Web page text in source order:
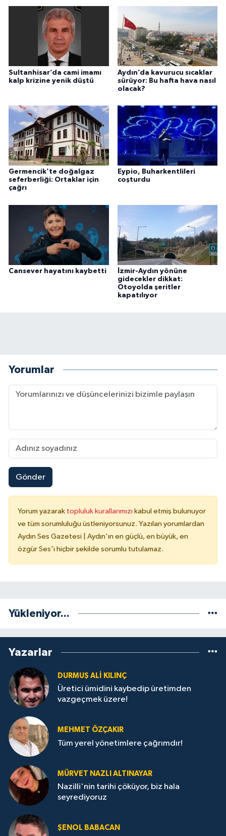
Sultanhisar’da cami imamı
kalp krizine yenik düştü
Aydın’da kavurucu sıcaklar
sürüyor: Bu hafta hava nasıl
olacak?
Germencik’te doğalgaz
seferberliği: Ortaklar için
çağrı
Eypio, Buharkentlileri
coşturdu
Cansever hayatını kaybetti
İzmir-Aydın yönüne
gidecekler dikkat:
Otoyolda şeritler
kapatılıyor
Yorumlar
Gönder
Yorum yazarak topluluk kurallarımızı kabul etmiş bulunuyor
ve tüm sorumluluğu üstleniyorsunuz. Yazılan yorumlardan
Aydın Ses Gazetesi | Aydın'ın en güçlü, en büyük, en
özgür Ses'i hiçbir şekilde sorumlu tutulamaz.
Yükleniyor...
Yazarlar
DURMUŞ ALI KILINÇ
Üretici ümidini kaybedip üretimden
vazgeçmek üzere!
MEHMET ÖZÇAKIR
Tüm yerel yönetimlere çağrımdır!
MÜRVET NAZLI ALTINAYAR
Nazilli'nin tarihi çöküyor, biz hala
seyrediyoruz
ŞENOL BABACAN